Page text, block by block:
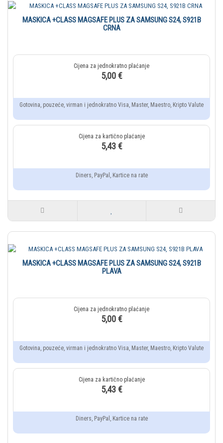
MASKICA +CLASS MAGSAFE PLUS ZA SAMSUNG S24, S921B
CRNA
5,00 €
Gotovina, pouzeće, virman i jednokratno Visa, Master, Maestro, Kripto Valute
5,43 €
Diners, PayPal, Kartice na rate
MASKICA +CLASS MAGSAFE PLUS ZA SAMSUNG S24, S921B
PLAVA
5,00 €
Gotovina, pouzeće, virman i jednokratno Visa, Master, Maestro, Kripto Valute
5,43 €
Diners, PayPal, Kartice na rate